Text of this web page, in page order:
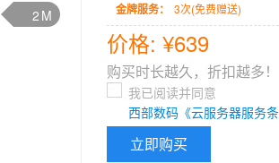
金牌服务： 3次(免费赠送)
价格: ¥639
购买时长越久，折扣越多！
我已阅读并同意
西部数码《云服务器服务条
立即购买
M